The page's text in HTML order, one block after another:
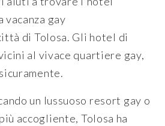
gay
di Tolosa. Gli hotel di
al vivace quartiere gay,
un lussuoso resort gay o
accogliente, Tolosa ha